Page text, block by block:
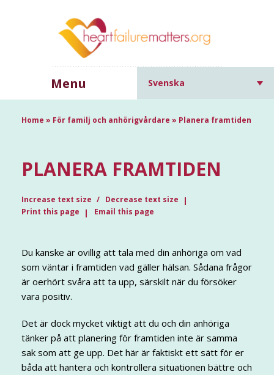
Menu Svenska
Home » För familj och anhörigvårdare » Planera framtiden
PLANERA FRAMTIDEN
Increase text size
Decrease text size
Print this page
Email this page
Du kanske är ovillig att tala med din anhöriga om vad
som väntar i framtiden vad gäller hälsan. Sådana frågor
är oerhört svåra att ta upp, särskilt när du försöker
vara positiv.
Det är dock mycket viktigt att du och din anhöriga
tänker på att planering för framtiden inte är samma
sak som att ge upp. Det här är faktiskt ett sätt för er
båda att hantera och kontrollera situationen bättre och